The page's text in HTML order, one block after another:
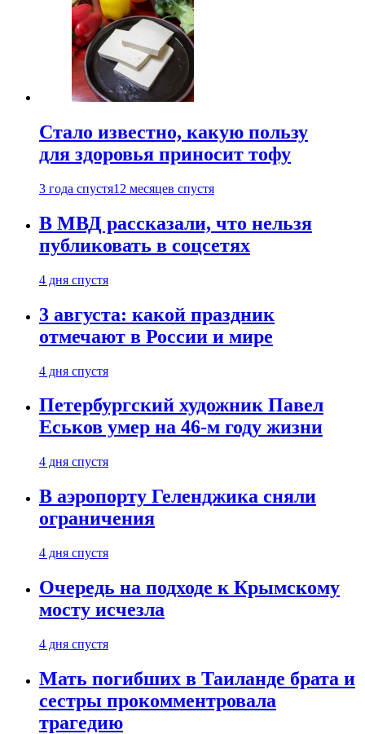
Стало известно, какую пользу
для здоровья приносит тофу
3 года спустя12 месяцев спустя
В МВД рассказали, что нельзя
публиковать в соцсетях
4 дня спустя
3 августа: какой праздник
отмечают в России и мире
4 дня спустя
Петербургский художник Павел
Еськов умер на 46-м году жизни
4 дня спустя
В аэропорту Геленджика сняли
ограничения
4 дня спустя
Очередь на подходе к Крымскому
мосту исчезла
4 дня спустя
Мать погибших в Таиланде брата и
сестры прокомментровала
трагедию